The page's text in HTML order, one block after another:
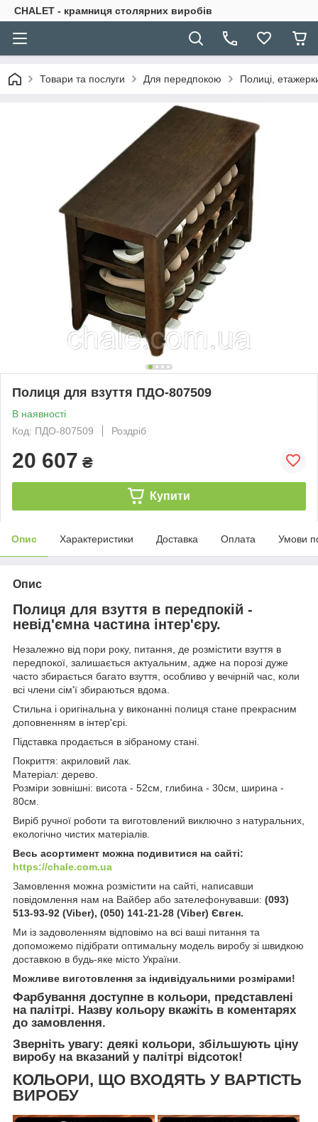
CHALET - крамниця столярних виробів
Товари та послуги Для передпокою Полиці,
Полиця для взуття ПДО-807509
В наявності
Код: ПДО-807509
Роздріб
20 607 ₴
Купити
Опис Характеристики Доставка Оплата Умови
Опис
Полиця для взуття в передпокій -
невід'ємна частина інтер'єру.
Незалежно від пори року, питання, де розмістити взуття в
передпокої, залишається актуальним, адже на порозі дуже
часто збирається багато взуття, особливо у вечірній час, коли
всі члени сім'ї збираються вдома.
Стильна і оригінальна у виконанні полиця стане прекрасним
доповненням в інтер'єрі.
Підставка продається в зібраному стані.
Покриття: акриловий лак.
Матеріал: дерево.
Розміри зовнішні: висота - 52см, глибина - 30см, ширина -
80см.
Виріб ручної роботи та виготовлений виключно з натуральних,
екологічно чистих матеріалів.
Весь асортимент можна подивитися на сайті:
https://chale.com.ua
Замовлення можна розмістити на сайті, написавши
повідомлення нам на Вайбер або зателефонувавши: (093)
513-93-92 (Viber), (050) 141-21-28 (Viber) Євген.
Ми із задоволенням відповімо на всі ваші питання та
допоможемо підібрати оптимальну модель виробу зі швидкою
доставкою в будь-яке місто України.
Можливе виготовлення за індивідуальними розмірами!
Фарбування доступне в кольори, представлені
на палітрі. Назву кольору вкажіть в коментарях
до замовлення.
Зверніть увагу: деякі кольори, збільшують ціну
виробу на вказаний у палітрі відсоток!
КОЛЬОРИ, ЩО ВХОДЯТЬ У ВАРТІСТЬ
ВИРОБУ